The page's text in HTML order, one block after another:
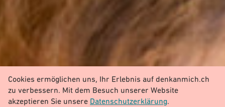
Cookies ermöglichen uns, Ihr Erlebnis auf denkanmich.ch
zu verbessern. Mit dem Besuch unserer Website
akzeptieren Sie unsere Datenschutzerklärung.